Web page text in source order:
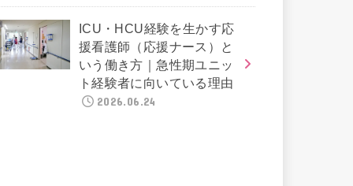
ICU・HCU経験を生かす応
援看護師（応援ナース）と
いう働き方｜急性期ユニッ
ト経験者に向いている理由
2026.06.24